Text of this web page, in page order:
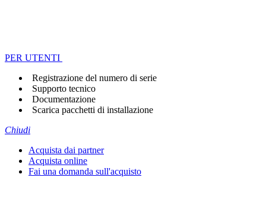
PER UTENTI
Registrazione del numero di serie
Supporto tecnico
Documentazione
Scarica pacchetti di installazione
Chiudi
Acquista dai partner
Acquista online
Fai una domanda sull'acquisto